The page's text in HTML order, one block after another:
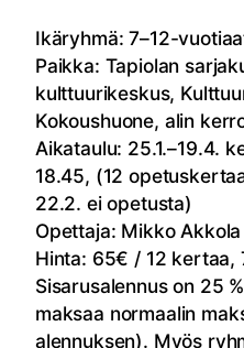
Ikäryhmä: 7–12-
Paikka: Tapiolan
kulttuurikeskus,
Kokoushuone, alin
Aikataulu: 25.1.–19.4.
18.45, (12
22.2. ei opetusta)
Opettaja: Mikko Akkola
Hinta: 65€ / 12 kertaa,
Sisarusalennus on 25
maksaa normaalin
alennuksen). Myös